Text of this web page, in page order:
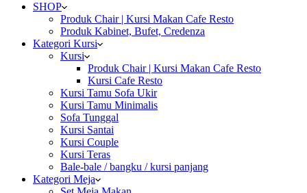
SHOP
Produk Chair | Kursi Makan Cafe Resto
Produk Kabinet, Bufet, Credenza
Kategori Kursi
Kursi
Produk Chair | Kursi Makan Cafe Resto
Kursi Cafe Resto
Kursi Tamu Sofa Ukir
Kursi Tamu Minimalis
Sofa Tunggal
Kursi Santai
Kursi Couple
Kursi Teras
Bale-bale / bangku / kursi panjang
Kategori Meja